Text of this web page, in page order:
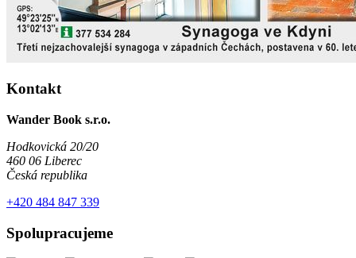
Kontakt
Wander Book s.r.o.
Hodkovická 20/20
460 06 Liberec
Česká republika
+420 484 847 339
Spolupracujeme